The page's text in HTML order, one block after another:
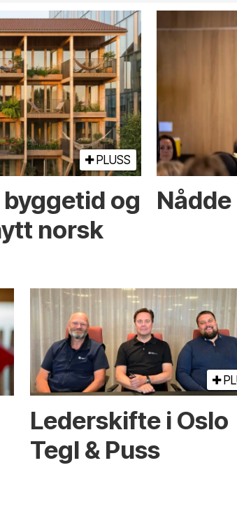
PLUSS
og
norsk
Lederskifte i Oslo
Tegl & Puss